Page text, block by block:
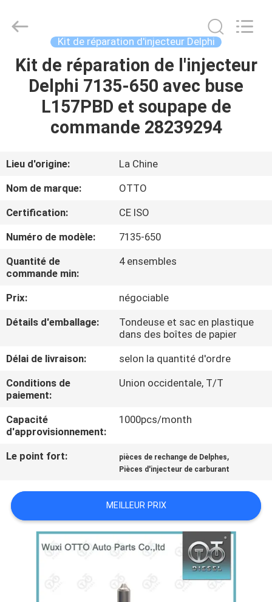
MAISON
À
PROPOS
NOUS
DE
L'USINE
CONTRÔLE
QUALITÉ
CONTACTEZ-
LES
AFFAIRES
OTTO
AUTO
Reserved.
Kit de réparation d'injecteur Delphi
Kit de réparation de l'injecteur
Delphi 7135-650 avec buse
L157PBD et soupape de
commande 28239294
Lieu d'origine:
La Chine
Nom de marque:
OTTO
Certification:
CE ISO
Numéro de modèle:
7135-650
Quantité de
commande min:
4 ensembles
Prix:
négociable
Détails d'emballage:
Tondeuse et sac en plastique
dans des boîtes de papier
Délai de livraison:
selon la quantité d'ordre
Conditions de
paiement:
Union occidentale, T/T
Capacité
d'approvisionnement:
1000pcs/month
Le point fort: pièces de rechange de Delphes,
Pièces d'injecteur de carburant
MEILLEUR PRIX